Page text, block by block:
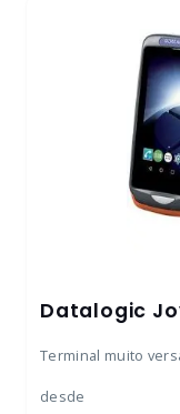
Datalogic
Terminal muito
desde